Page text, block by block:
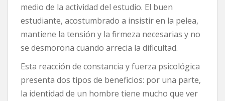
medio de la actividad del estudio. El buen
estudiante, acostumbrado a insistir en la pelea,
mantiene la tensión y la firmeza necesarias y no
se desmorona cuando arrecia la dificultad.
Esta reacción de constancia y fuerza psicológica
presenta dos tipos de beneficios: por una parte,
la identidad de un hombre tiene mucho que ver